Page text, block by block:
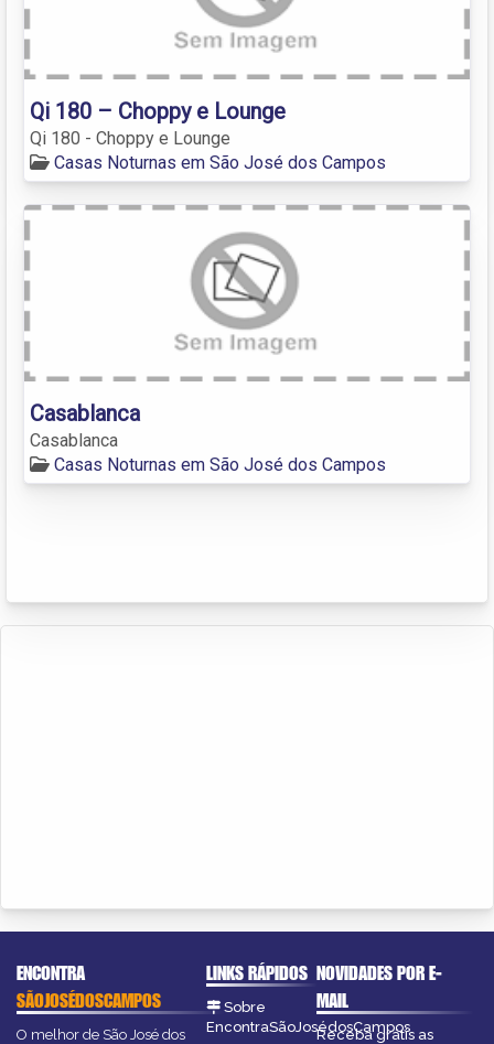
Qi 180 – Choppy e Lounge
Qi 180 - Choppy e Lounge
Casas Noturnas em São José dos Campos
Casablanca
Casablanca
Casas Noturnas em São José dos Campos
ENCONTRA
SÃOJOSÉDOSCAMPOS
O melhor de São José dos
LINKS RÁPIDOS
Sobre
EncontraSãoJosédosCampos
NOVIDADES POR E-
MAIL
Receba grátis as